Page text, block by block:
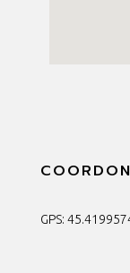
GPS: